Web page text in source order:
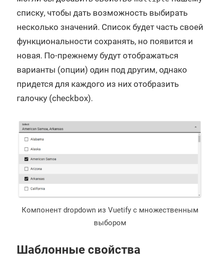
списку, чтобы дать возможность выбирать
несколько значений. Список будет часть своей
функциональности сохранять, но появится и
новая. По-прежнему будут отображаться
варианты (опции) один под другим, однако
придется для каждого из них отобразить
галочку (checkbox).
Компонент dropdown из Vuetify с множественным
выбором
Шаблонные свойства